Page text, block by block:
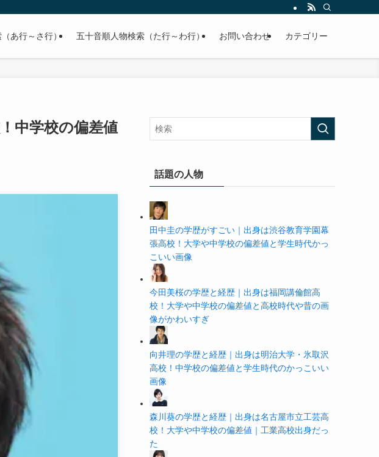
スポーツ選手などの有名人の学歴や高校・大学の偏差値まで紹介していきます。
あ行～さ行） 五十音順人物検索（た行～わ行） お問い合わせ カテゴリー
中学校の偏差値
話題の人物
田中圭の学歴がすごい｜出身は渋谷教育学園幕
張高校！大学や中学校の偏差値と学生時代かっ
こいい画像
今田美桜の学歴と経歴｜出身は福岡講倫館高
校！大学や中学校の偏差値と高校時代や昔の画
像がかわいすぎ
向井理の学歴と経歴｜出身は明治大学・氷取沢
高校！中学校の偏差値と学生時代のかっこいい
画像
森川葵の学歴と経歴｜出身は名古屋市立工芸高
校！大学や中学校の偏差値｜工業高校出身だっ
た